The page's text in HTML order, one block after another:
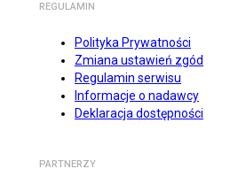
REGULAMIN
Polityka Prywatności
Zmiana ustawień zgód
Regulamin serwisu
Informacje o nadawcy
Deklaracja dostępności
PARTNERZY